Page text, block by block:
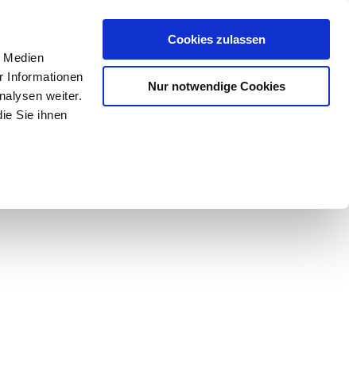
Informationen
weiter.
Sie ihnen
Cookies zulassen
Nur notwendige Cookies
0,00 €